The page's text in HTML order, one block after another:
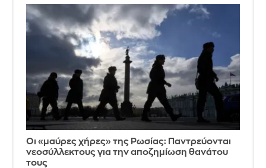
Οι «μαύρες χήρες» της Ρωσίας: Παντρεύονται
νεοσύλλεκτους για την αποζημίωση θανάτου
τους